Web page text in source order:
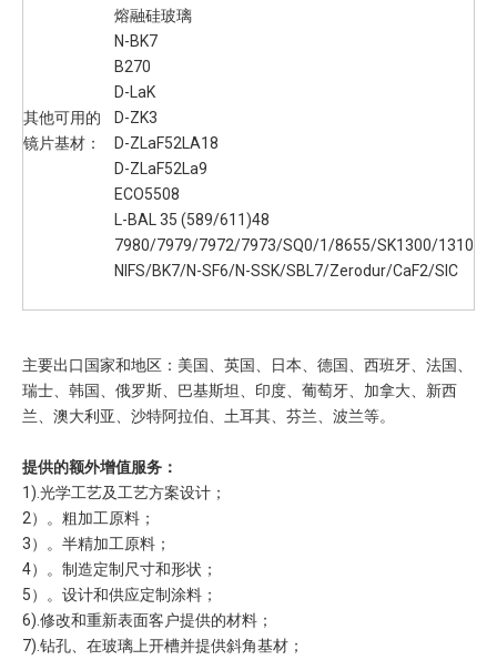
其他可用的
镜片基材：
熔融硅玻璃
N-BK7
B270
D-LaK
D-ZK3
D-ZLaF52LA18
D-ZLaF52La9
ECO5508
L-BAL 35 (589/611)48
7980/7979/7972/7973/SQ0/1/8655/SK1300/1310
NIFS/BK7/N-SF6/N-SSK/SBL7/Zerodur/CaF2/SIC
主要出口国家和地区：美国、英国、日本、德国、西班牙、法国、
瑞士、韩国、俄罗斯、巴基斯坦、印度、葡萄牙、加拿大、新西
兰、澳大利亚、沙特阿拉伯、土耳其、芬兰、波兰等。
提供的额外增值服务：
1).光学工艺及工艺方案设计；
2）。粗加工原料；
3）。半精加工原料；
4）。制造定制尺寸和形状；
5）。设计和供应定制涂料；
6).修改和重新表面客户提供的材料；
7).钻孔、在玻璃上开槽并提供斜角基材；